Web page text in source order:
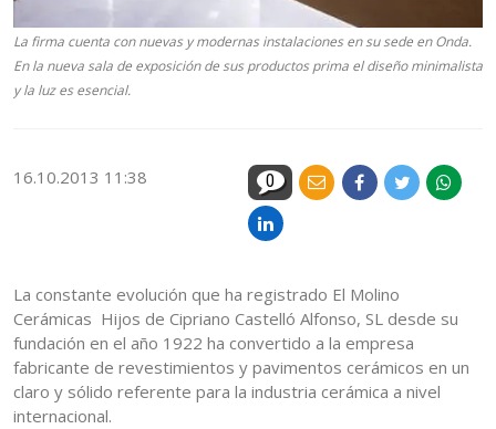
La firma cuenta con nuevas y modernas instalaciones en su sede en Onda.
En la nueva sala de exposición de sus productos prima el diseño minimalista
y la luz es esencial.
16.10.2013 11:38 0
La constante evolución que ha registrado El Molino
Cerámicas Hijos de Cipriano Castelló Alfonso, SL desde su
fundación en el año 1922 ha convertido a la empresa
fabricante de revestimientos y pavimentos cerámicos en un
claro y sólido referente para la industria cerámica a nivel
internacional.